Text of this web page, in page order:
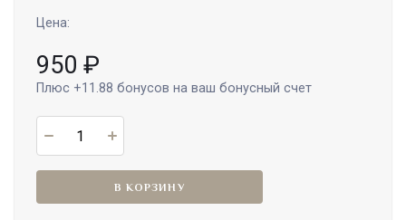
Цена:
950 ₽
Плюс +11.88 бонусов на ваш бонусный счет
В КОРЗИНУ